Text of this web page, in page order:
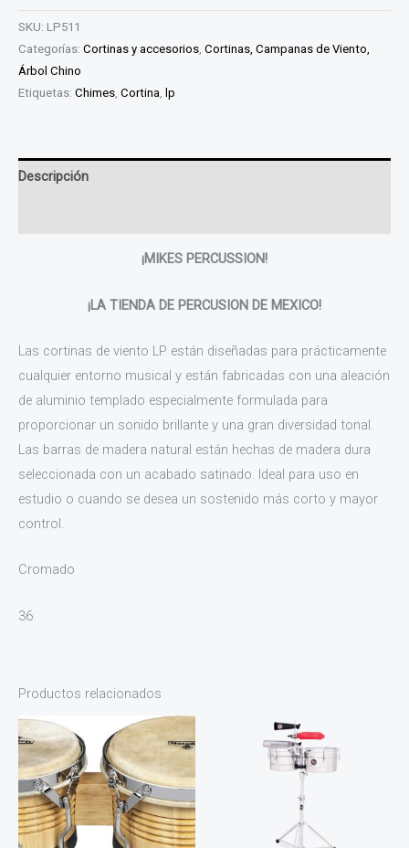
SKU: LP511
Categorías: Cortinas y accesorios, Cortinas, Campanas de Viento,
Árbol Chino
Etiquetas: Chimes, Cortina, lp
Descripción
¡MIKES PERCUSSION!
¡LA TIENDA DE PERCUSION DE MEXICO!
Las cortinas de viento LP están diseñadas para prácticamente
cualquier entorno musical y están fabricadas con una aleación
de aluminio templado especialmente formulada para
proporcionar un sonido brillante y una gran diversidad tonal.
Las barras de madera natural están hechas de madera dura
seleccionada con un acabado satinado. Ideal para uso en
estudio o cuando se desea un sostenido más corto y mayor
control.
Cromado
36
Productos relacionados